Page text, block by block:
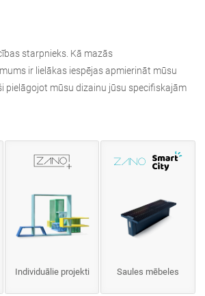
starpnieks. Kā mazās
ir lielākas iespējas apmierināt mūsu
pielāgojot mūsu dizainu jūsu specifiskajām
Individuālie projekti Saules mēbeles